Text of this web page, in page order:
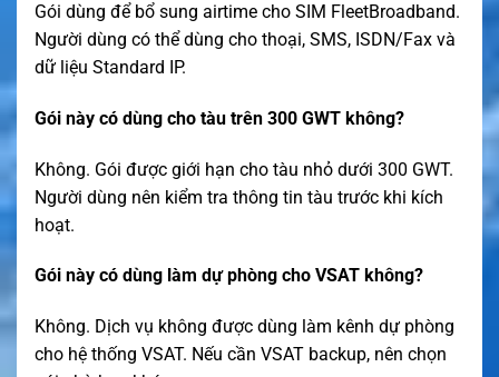
Gói dùng để bổ sung airtime cho SIM FleetBroadband.
Người dùng có thể dùng cho thoại, SMS, ISDN/Fax và
dữ liệu Standard IP.
Gói này có dùng cho tàu trên 300 GWT không?
Không. Gói được giới hạn cho tàu nhỏ dưới 300 GWT.
Người dùng nên kiểm tra thông tin tàu trước khi kích
hoạt.
Gói này có dùng làm dự phòng cho VSAT không?
Không. Dịch vụ không được dùng làm kênh dự phòng
cho hệ thống VSAT. Nếu cần VSAT backup, nên chọn